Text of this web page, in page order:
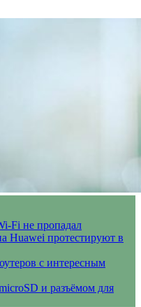
Fi не пропадал
Huawei протестируют в
с интересным
и разъёмом для